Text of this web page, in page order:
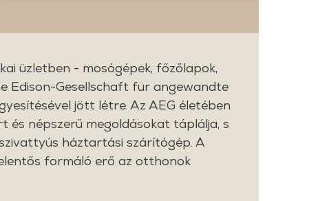
üzletben - mosógépek, főzőlapok,
Edison-Gesellschaft für angewandte
jött létre. Az AEG életében
és népszerű megoldásokat táplálja, s
háztartási szárítógép. A
formáló erő az otthonok